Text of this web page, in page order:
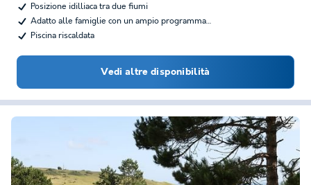
Posizione idilliaca tra due fiumi
Adatto alle famiglie con un ampio programma…
Piscina riscaldata
Vedi altre disponibilità